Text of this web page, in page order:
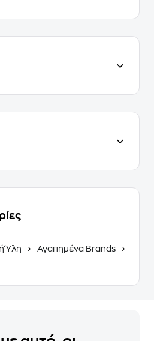
Ύλη
Αγαπημένα Brands